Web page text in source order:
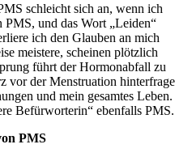
schleicht sich an, wenn ich
PMS, und das Wort „Leiden“
ich den Glauben an mich
meistere, scheinen plötzlich
führt der Hormonabfall zu
vor der Menstruation hinterfrage
und mein gesamtes Leben.
Befürworterin“ ebenfalls PMS.
PMS